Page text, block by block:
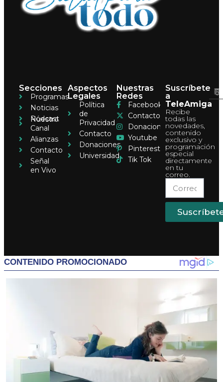
Secciones
Programas
Noticias
Pódcast
Nuestro
Canal
Alianzas
Contacto
Señal
en Vivo
Aspectos
Legales
Política
de
Privacidad
Contacto
Donaciones
Universidad
Nuestras
Redes
Facebook
Contacto
Donaciones
Youtube
Pinterest
Tik Tok
Suscríbete
a
TeleAmiga
Recibe
todas las
novedades,
contenido
exclusivo y
programación
especial
directamente
en tu
correo.